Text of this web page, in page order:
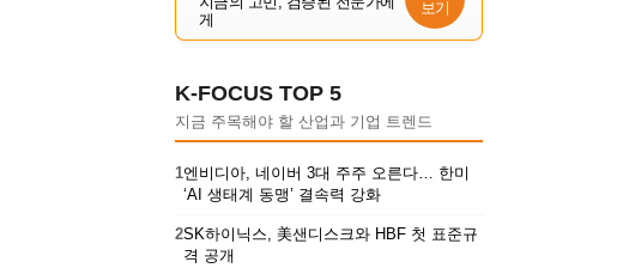
게
보기
K-FOCUS TOP 5
지금 주목해야 할 산업과 기업 트렌드
1엔비디아, 네이버 3대 주주 오른다… 한미
‘AI 생태계 동맹’ 결속력 강화
2SK하이닉스, 美샌디스크와 HBF 첫 표준규
격 공개